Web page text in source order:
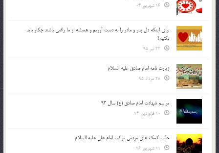
براي اينكه دل پدر و مادر را به دست آوريم و هميشه از ما راضي باشند چكار بايد
بكنيم؟
زیارت نامه امام صادق علیه السلام
مراسم شهادت امام صادق (ع) سال 93
جذب کمک های مردمی موکب امام علی علیه السلام